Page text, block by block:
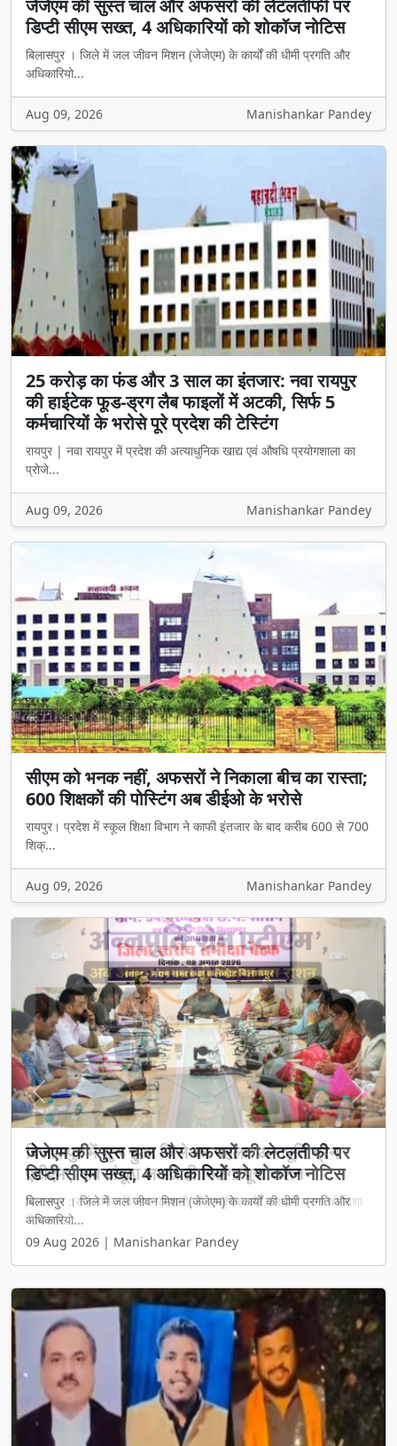
जेजेएम की सुस्त चाल और अफसरों की लेटलतीफी पर
डिप्टी सीएम सख्त, 4 अधिकारियों को शोकॉज नोटिस
बिलासपुर । जिले में जल जीवन मिशन (जेजेएम) के कार्यों की धीमी प्रगति और
अधिकारियो...
Aug 09, 2026 Manishankar Pandey
25 करोड़ का फंड और 3 साल का इंतजार: नवा रायपुर
की हाईटेक फूड-ड्रग लैब फाइलों में अटकी, सिर्फ 5
कर्मचारियों के भरोसे पूरे प्रदेश की टेस्टिंग
रायपुर | नवा रायपुर में प्रदेश की अत्याधुनिक खाद्य एवं औषधि प्रयोगशाला का
प्रोजे...
Aug 09, 2026 Manishankar Pandey
सीएम को भनक नहीं, अफसरों ने निकाला बीच का रास्ता;
600 शिक्षकों की पोस्टिंग अब डीईओ के भरोसे
रायपुर। प्रदेश में स्कूल शिक्षा विभाग ने काफी इंतजार के बाद करीब 600 से 700
शिक्...
Aug 09, 2026 Manishankar Pandey
जेजेएम की सुस्त चाल और अफसरों की लेटलतीफी पर
डिप्टी सीएम सख्त, 4 अधिकारियों को शोकॉज नोटिस
बिलासपुर । जिले में जल जीवन मिशन (जेजेएम) के कार्यों की धीमी प्रगति और
अधिकारियो...
09 Aug 2026 | Manishankar Pandey
Previous Next